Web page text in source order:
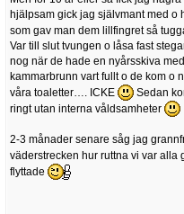
hjälpsam gick jag självmant med
som gav man dem lillfingret så
Var till slut tvungen o låsa fast
nog när de hade en nyårsskiva
kammarbrunn vart fullt o de kom o
våra toaletter…. ICKE
Sedan
ringt utan interna våldsamheter
2-3 månader senare såg jag
väderstrecken hur ruttna vi var alla
flyttade